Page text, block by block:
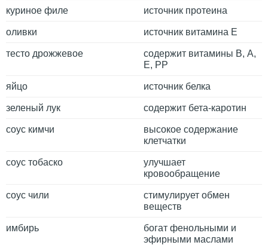
куриное филе источник протеина
оливки источник витамина Е
тесто дрожжевое
содержит витамины В, А,
Е, РР
яйцо источник белка
зеленый лук содержит бета-каротин
соус кимчи
высокое содержание
клетчатки
соус тобаско
улучшает
кровообращение
соус чили
стимулирует обмен
веществ
имбирь
богат фенольными и
эфирными маслами